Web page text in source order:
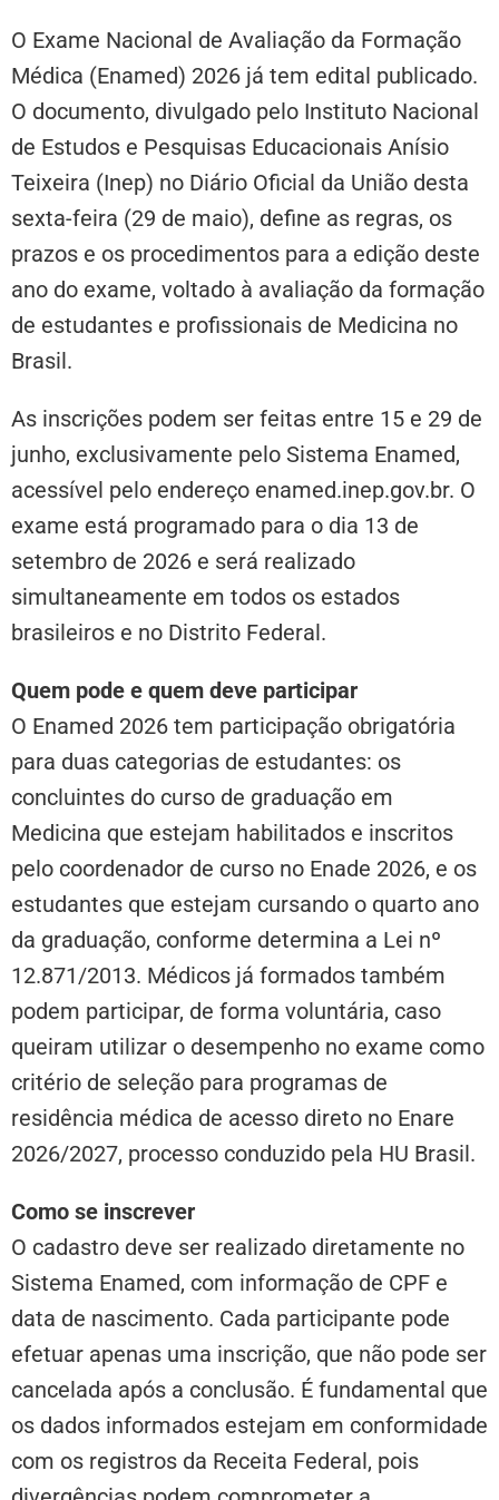
O Exame Nacional de Avaliação da Formação
Médica (Enamed) 2026 já tem edital publicado.
O documento, divulgado pelo Instituto Nacional
de Estudos e Pesquisas Educacionais Anísio
Teixeira (Inep) no Diário Oficial da União desta
sexta-feira (29 de maio), define as regras, os
prazos e os procedimentos para a edição deste
ano do exame, voltado à avaliação da formação
de estudantes e profissionais de Medicina no
Brasil.
As inscrições podem ser feitas entre 15 e 29 de
junho, exclusivamente pelo Sistema Enamed,
acessível pelo endereço enamed.inep.gov.br. O
exame está programado para o dia 13 de
setembro de 2026 e será realizado
simultaneamente em todos os estados
brasileiros e no Distrito Federal.
Quem pode e quem deve participar
O Enamed 2026 tem participação obrigatória
para duas categorias de estudantes: os
concluintes do curso de graduação em
Medicina que estejam habilitados e inscritos
pelo coordenador de curso no Enade 2026, e os
estudantes que estejam cursando o quarto ano
da graduação, conforme determina a Lei nº
12.871/2013. Médicos já formados também
podem participar, de forma voluntária, caso
queiram utilizar o desempenho no exame como
critério de seleção para programas de
residência médica de acesso direto no Enare
2026/2027, processo conduzido pela HU Brasil.
Como se inscrever
O cadastro deve ser realizado diretamente no
Sistema Enamed, com informação de CPF e
data de nascimento. Cada participante pode
efetuar apenas uma inscrição, que não pode ser
cancelada após a conclusão. É fundamental que
os dados informados estejam em conformidade
com os registros da Receita Federal, pois